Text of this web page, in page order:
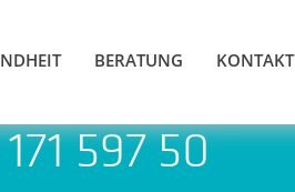
BERATUNG KONTAKT
597 50